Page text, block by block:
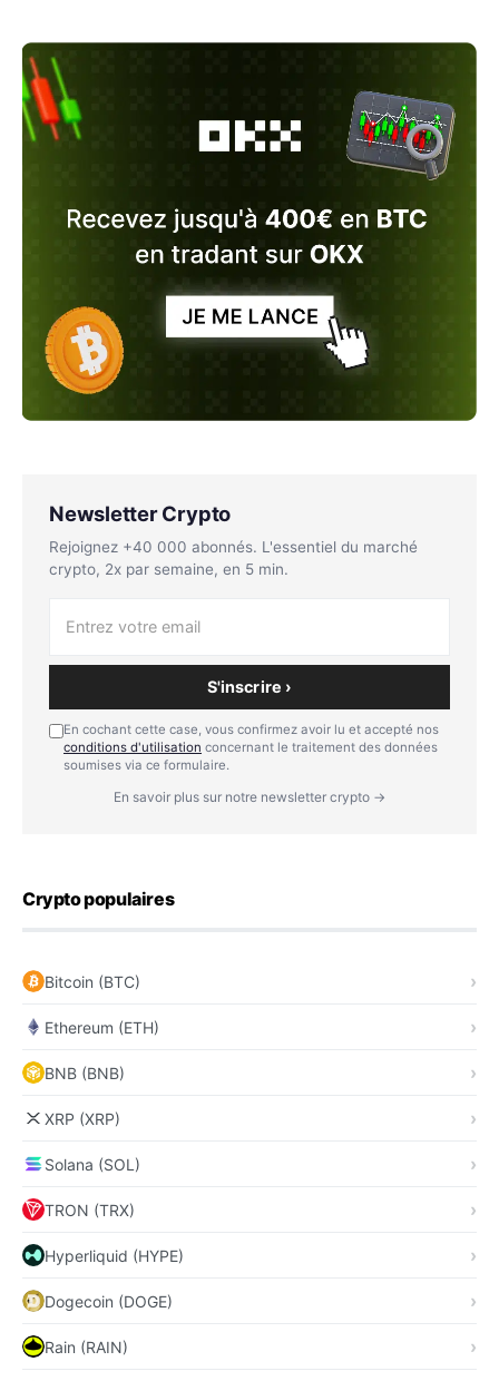
Newsletter Crypto
Rejoignez +40 000 abonnés. L'essentiel du marché
crypto, 2x par semaine, en 5 min.
S'inscrire ›
En cochant cette case, vous confirmez avoir lu et accepté nos
conditions d'utilisation concernant le traitement des données
soumises via ce formulaire.
En savoir plus sur notre newsletter crypto →
Crypto populaires
Bitcoin (BTC)
Ethereum (ETH)
BNB (BNB)
XRP (XRP)
Solana (SOL)
TRON (TRX)
Hyperliquid (HYPE)
Dogecoin (DOGE)
Rain (RAIN)